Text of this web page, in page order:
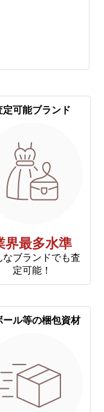
定可能ブランド
界最多水準
なブランドでも査
定可能！
ール等の梱包資材